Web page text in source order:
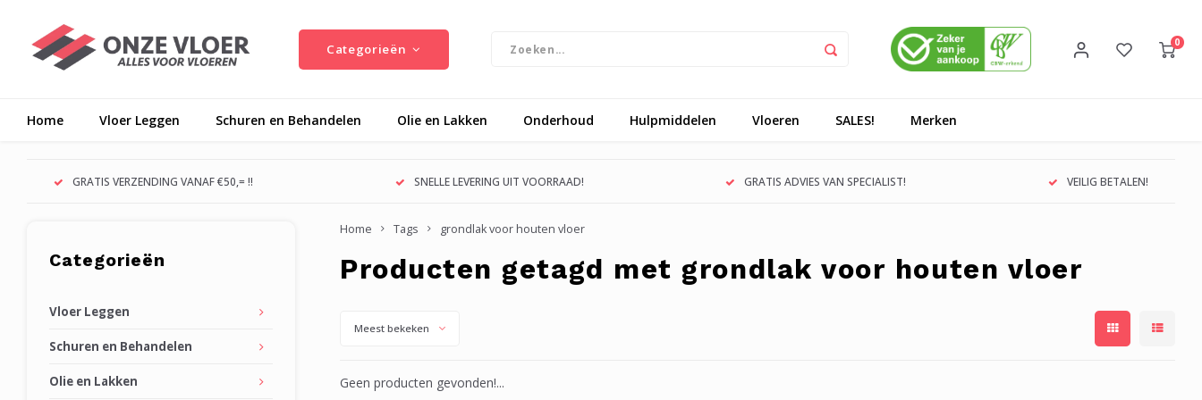
Categorieën 0
Home Vloer Leggen Schuren en Behandelen Olie en Lakken Onderhoud Hulpmiddelen Vloeren SALES! Merken
GRATIS VERZENDING VANAF €50,= !! SNELLE LEVERING UIT VOORRAAD! GRATIS ADVIES VAN SPECIALIST! VEILIG BETALEN!
Categorieën
Vloer Leggen
Schuren en Behandelen
Olie en Lakken
Home Tags grondlak voor houten vloer
Producten getagd met grondlak voor houten vloer
Meest bekeken
Geen producten gevonden!...